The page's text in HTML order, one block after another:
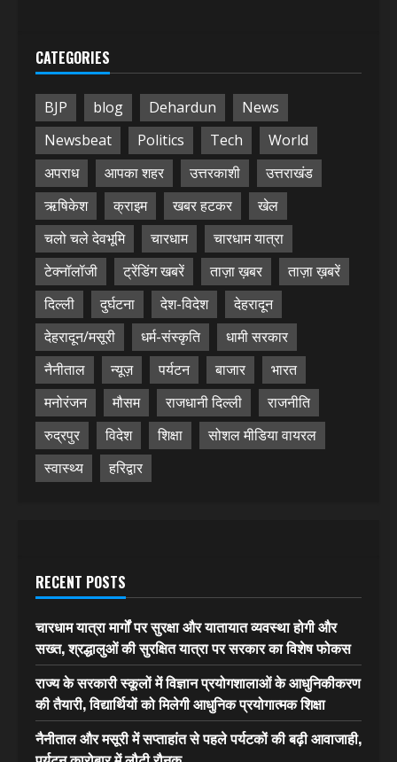
CATEGORIES
BJP blog Dehardun
News
Newsbeat
Politics Tech
World
अपराध
आपका शहर उत्तरकाशी
उत्तराखंड
ऋषिकेश
क्राइम खबर हटकर
खेल
चलो चले देवभूमि
चारधाम
चारधाम यात्रा
टेक्नॉलॉजी
ट्रेंडिंग खबरें ताज़ा ख़बर
ताज़ा ख़बरें
दिल्ली
दुर्घटना देश-विदेश
देहरादून
देहरादून/मसूरी
धर्म-संस्कृति
धामी सरकार
नैनीताल
न्यूज़ पर्यटन बाजार
भारत
मनोरंजन
मौसम राजधानी दिल्ली
राजनीति
रुद्रपुर
विदेश शिक्षा
सोशल मीडिया वायरल
स्वास्थ्य
हरिद्वार
RECENT POSTS
चारधाम यात्रा मार्गों पर सुरक्षा और यातायात व्यवस्था होगी और
सख्त, श्रद्धालुओं की सुरक्षित यात्रा पर सरकार का विशेष फोकस
राज्य के सरकारी स्कूलों में विज्ञान प्रयोगशालाओं के आधुनिकीकरण
की तैयारी, विद्यार्थियों को मिलेगी आधुनिक प्रयोगात्मक शिक्षा
नैनीताल और मसूरी में सप्ताहांत से पहले पर्यटकों की बढ़ी आवाजाही,